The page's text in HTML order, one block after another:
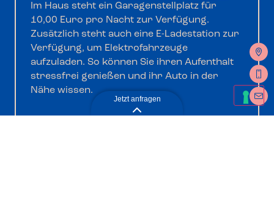
Im Haus steht ein Garagenstellplatz für
10,00 Euro pro Nacht zur Verfügung.
Zusätzlich steht auch eine E-Ladestation zur
Verfügung, um Elektrofahrzeuge
aufzuladen. So können Sie ihren Aufenthalt
stressfrei genießen und ihr Auto in der
Nähe wissen.
Jetzt anfragen